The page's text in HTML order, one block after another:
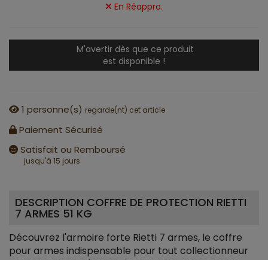
En Réappro.
M'avertir dès que ce produit
est disponible !
1 personne(s) regarde(nt) cet article
Paiement Sécurisé
Satisfait ou Remboursé
jusqu'à 15 jours
DESCRIPTION COFFRE DE PROTECTION RIETTI
7 ARMES 51 KG
Découvrez l'armoire forte Rietti 7 armes, le coffre
pour armes indispensable pour tout collectionneur